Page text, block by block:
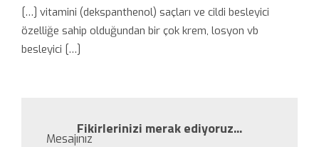
[…] vitamini (dekspanthenol) saçları ve cildi besleyici
özelliğe sahip olduğundan bir çok krem, losyon vb
besleyici […]
Fikirlerinizi merak ediyoruz...
Mesajınız